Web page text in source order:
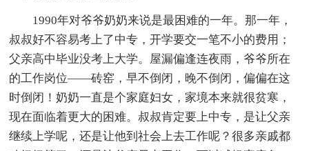
1990年对爷爷奶奶来说是最困难的一年。那一年，
叔叔好不容易考上了中专，开学要交一笔不小的费用；
父亲高中毕业没考上大学。屋漏偏逢连夜雨，爷爷所在
的工作岗位——砖窑，早不倒闭，晚不倒闭，偏偏在这
时倒闭！奶奶一直是个家庭妇女，家境本来就很贫寒，
现在面临着更大的困难。叔叔肯定要上中专，是让父亲
继续上学呢，还是让他到社会上去工作呢？很多亲戚都